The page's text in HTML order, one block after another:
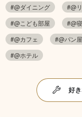
#@ダイニング
#@
#@こども部屋
#@
#@カフェ
#@パン屋
#@ホテル
好